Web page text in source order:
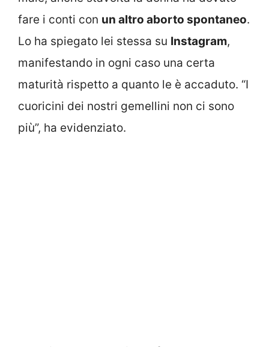
fare i conti con un altro aborto spontaneo.
Lo ha spiegato lei stessa su Instagram,
manifestando in ogni caso una certa
maturità rispetto a quanto le è accaduto. “I
cuoricini dei nostri gemellini non ci sono
più”, ha evidenziato.